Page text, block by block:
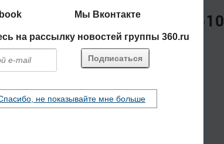
17 510
Мы Вконтакте
на рассылку новостей группы 360.ru
не показывайте мне больше